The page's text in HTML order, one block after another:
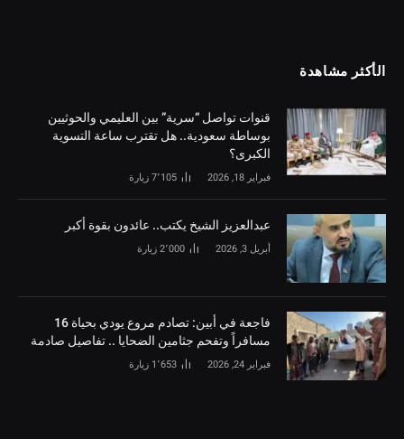
الأكثر مشاهدة
قنوات تواصل “سرية” بين العليمي والحوثيين
بوساطة سعودية.. هل تقترب ساعة التسوية
الكبرى؟
فبراير 18, 2026 7٬105 زيارة
‏عبدالعزيز الشيخ يكتب.. عائدون بقوة أكبر
أبريل 3, 2026 2٬000 زيارة
فاجعة في أبين: تصادم مروع يودي بحياة 16
مسافراً وتفحم جثامين الضحايا .. تفاصيل صادمة
فبراير 24, 2026 1٬653 زيارة